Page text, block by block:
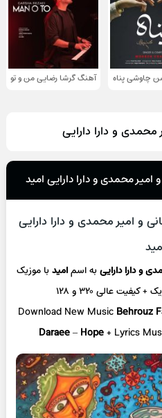
چاوشی پناه آهنگ گرشا رضایی من و تو
محمدی و دارا دارایی
امیر محمدی و دارا دارایی امید
و امیر محمدی و دارا دارایی
و دارا داراییبه اسمامیدبا موزیک
عالی ۳۲۰ و ۱۲۸
Download New Music Behrouz
Daraee–Hope+ Lyrics